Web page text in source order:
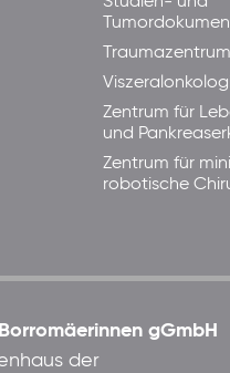
Traumazentrum
Zentrum für
und
Zentrum für
robotische
gGmbH
der